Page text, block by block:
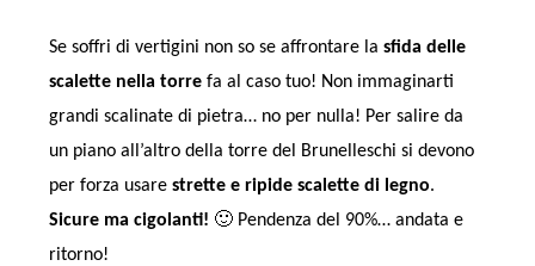
Se soffri di vertigini non so se affrontare la sfida delle
scalette nella torrefa al caso tuo! Non immaginarti
grandi scalinate di pietra… no per nulla! Per salire da
un piano all’altro della torre del Brunelleschi si devono
per forza usare strette e ripide scalette di legno.
Sicure ma cigolanti! 🙂 Pendenza del 90%… andata e
ritorno!